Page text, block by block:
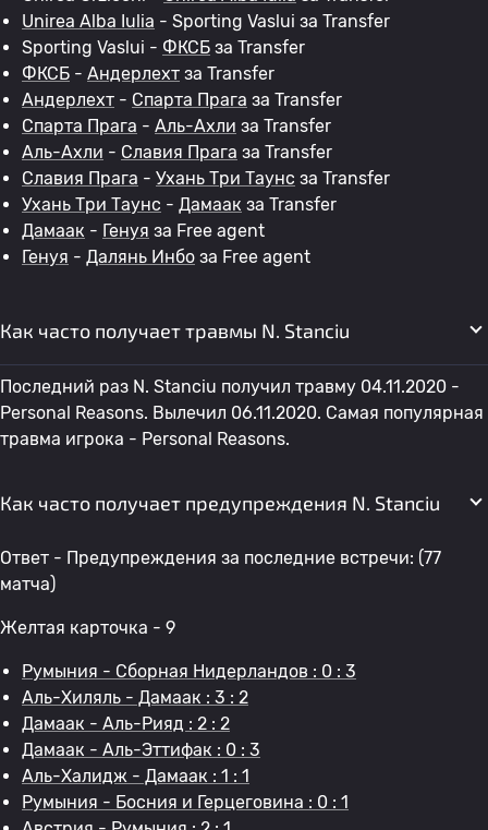
Unirea Alba Iulia - Sporting Vaslui за Transfer
Sporting Vaslui - ФКСБ за Transfer
ФКСБ - Андерлехт за Transfer
Андерлехт - Спарта Прага за Transfer
Спарта Прага - Аль-Ахли за Transfer
Аль-Ахли - Славия Прага за Transfer
Славия Прага - Ухань Три Таунс за Transfer
Ухань Три Таунс - Дамаак за Transfer
Дамаак - Генуя за Free agent
Генуя - Далянь Инбо за Free agent
Как часто получает травмы N. Stanciu
Последний раз N. Stanciu получил травму 04.11.2020 -
Personal Reasons. Вылечил 06.11.2020. Самая популярная
травма игрока - Personal Reasons.
Как часто получает предупреждения N. Stanciu
Ответ - Предупреждения за последние встречи: (77
матча)
Желтая карточка - 9
Румыния - Сборная Нидерландов : 0 : 3
Аль-Хиляль - Дамаак : 3 : 2
Дамаак - Аль-Рияд : 2 : 2
Дамаак - Аль-Эттифак : 0 : 3
Аль-Халидж - Дамаак : 1 : 1
Румыния - Босния и Герцеговина : 0 : 1